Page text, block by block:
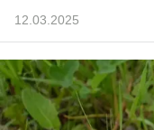
12.03.2025